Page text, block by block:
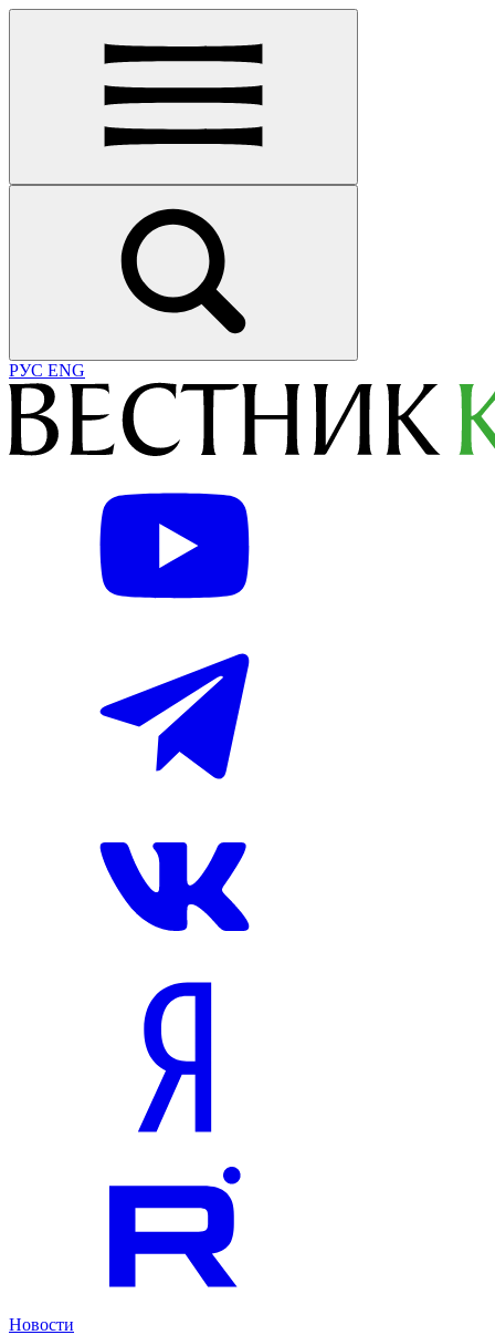
РУС ENG
Новости